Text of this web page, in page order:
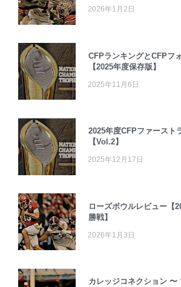
2026年1月2日
CFPランキングとCFPフ
【2025年度保存版】
2025年11月6日
2025年度CFPファースト
【Vol.2】
2025年12月17日
ローズボウルレビュー【
勝戦】
2026年1月3日
カレッジコネクション 〜